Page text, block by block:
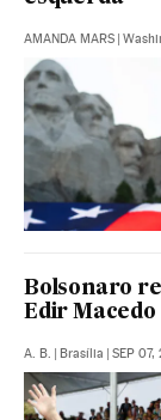
AMANDA MARS |
Bolsonaro
Edir Macedo
A. B. | Brasília | SEP 07,